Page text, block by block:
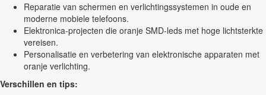
Reparatie van schermen en verlichtingssystemen in oude en
moderne mobiele telefoons.
Elektronica-projecten die oranje SMD-leds met hoge lichtsterkte
vereisen.
Personalisatie en verbetering van elektronische apparaten met
oranje verlichting.
Verschillen en tips: